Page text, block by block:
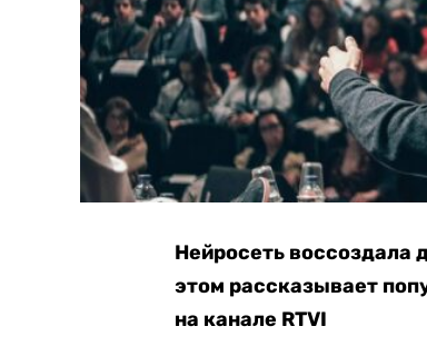
Нейросеть воссоздала
этом рассказывает
на канале RTVI